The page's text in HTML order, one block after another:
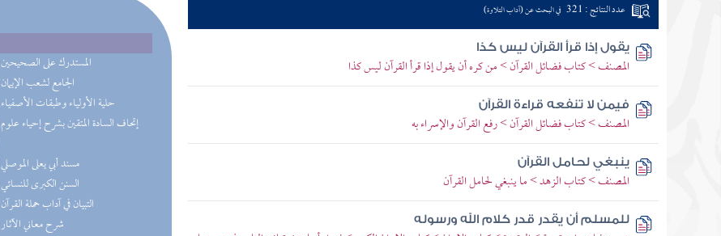
(37) المستدرك على الصحيحين
(26) الجامع لشعب الإيمان
(18) حلية الأولياء وطبقات الأصفياء
(14) مسند أبي يعلى الموصلي
(13) السنن الكبرى للنسائي
(13) التبيان في آداب حملة القرآن
(12) شرح معاني الآثار
عدد النتائج : 321 في البحث عن (آداب التلاوة)
يقول إذا قرأ القرآن ليس كذا
المصنف > كتاب فضائل القرآن > من كره أن يقول إذا قرأ القرآن ليس كذا
فيمن لا تنفعه قراءة القرآن
المصنف > كتاب فضائل القرآن > رفع القرآن والإسراء به
ينبغي لحامل القرآن
المصنف > كتاب الزهد > ما ينبغي لحامل القرآن
للمسلم أن يقدر قدر كلام الله ورسوله